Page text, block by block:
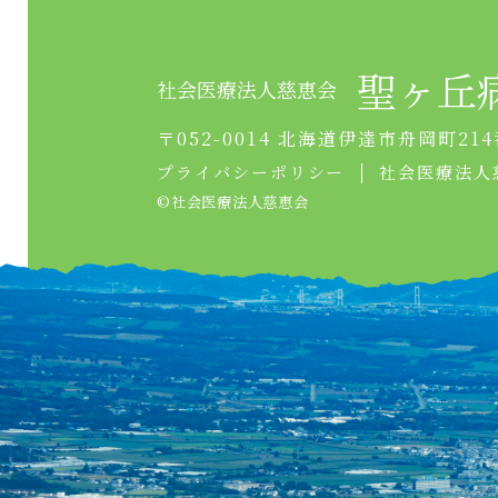
社会医療法人慈恵会 聖ヶ丘
〒052-0014 北海道伊達市舟岡町
プライバシーポリシー 社会医療法人
©︎社会医療法人慈恵会